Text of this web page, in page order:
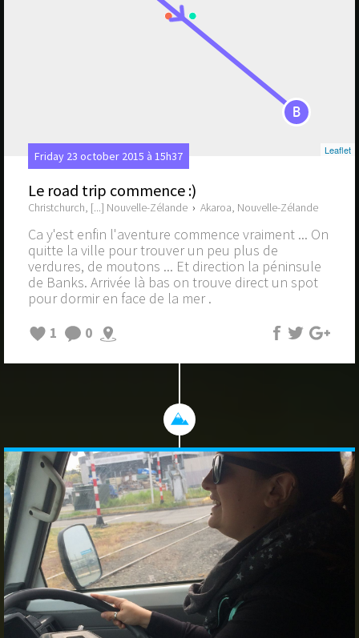
B
Leaflet
Friday 23 october 2015 à 15h37
Le road trip commence :)
Christchurch, [...] Nouvelle-Zélande › Akaroa, Nouvelle-Zélande
Ca y'est enfin l'aventure commence vraiment ... On
quitte la ville pour trouver un peu plus de
verdures, de moutons ... Et direction la péninsule
de Banks. Arrivée là bas on trouve direct un spot
pour dormir en face de la mer .
1
0